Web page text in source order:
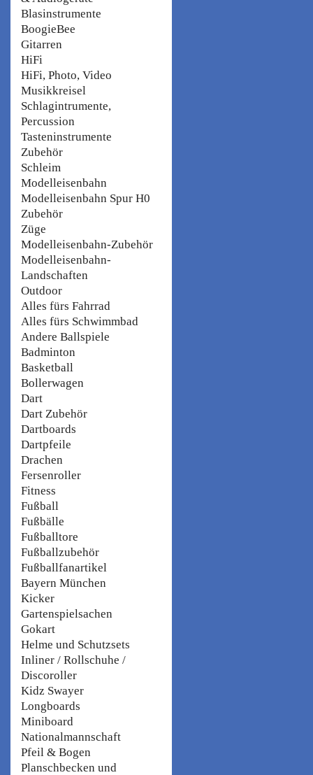
Blasinstrumente
BoogieBee
Gitarren
HiFi
HiFi, Photo, Video
Musikkreisel
Schlagintrumente,
Percussion
Tasteninstrumente
Zubehör
Schleim
Modelleisenbahn
Modelleisenbahn Spur H0
Zubehör
Züge
Modelleisenbahn-Zubehör
Modelleisenbahn-
Landschaften
Outdoor
Alles fürs Fahrrad
Alles fürs Schwimmbad
Andere Ballspiele
Badminton
Basketball
Bollerwagen
Dart
Dart Zubehör
Dartboards
Dartpfeile
Drachen
Fersenroller
Fitness
Fußball
Fußbälle
Fußballtore
Fußballzubehör
Fußballfanartikel
Bayern München
Kicker
Gartenspielsachen
Gokart
Helme und Schutzsets
Inliner / Rollschuhe /
Discoroller
Kidz Swayer
Longboards
Miniboard
Nationalmannschaft
Pfeil & Bogen
Planschbecken und